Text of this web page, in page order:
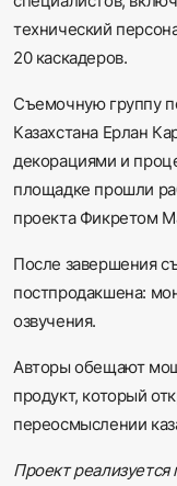
технический
20 каскадеров.
Съемочную группу
Казахстана Ерлан
декорациями и
площадке прошли
проекта Фикретом
После завершения
постпродакшена:
озвучения.
Авторы обещают
продукт, который
переосмыслении
Проект